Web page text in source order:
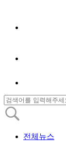
전체뉴스